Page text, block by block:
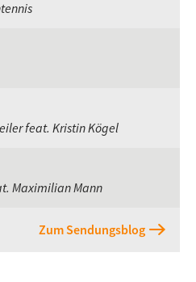
feat. Kristin Kögel
Maximilian Mann
Zum Sendungsblog